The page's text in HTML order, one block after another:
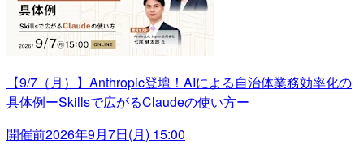
【9/7（月）】Anthropic登壇！AIによる自治体業務効率化の
具体例ーSkillsで広がるClaudeの使い方ー
開催前2026年9月7日(月) 15:00